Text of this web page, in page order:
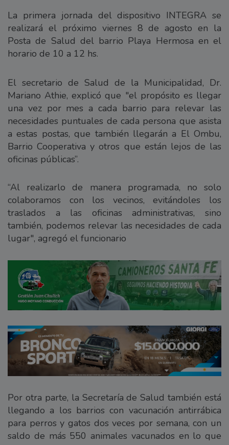
La primera jornada del dispositivo INTEGRA se
realizará el próximo viernes 8 de agosto en la
Posta de Salud del barrio Playa Hermosa en el
horario de 10 a 12 hs.
El secretario de Salud de la Municipalidad, Dr.
Mariano Athie, explicó que "el propósito es llegar
una vez por mes a cada barrio para relevar las
necesidades puntuales de cada persona que asista
a estas postas, que también llegarán a El Ombu,
Barrio Cooperativa y otros que están lejos de las
oficinas públicas”.
“Al realizarlo de manera programada, no solo
colaboramos con los vecinos, evitándoles los
traslados a las oficinas administrativas, sino
también, podemos relevar las necesidades de cada
lugar", agregó el funcionario
Por otra parte, la Secretaría de Salud también está
llegando a los barrios con vacunación antirrábica
para perros y gatos dos veces por semana, con un
saldo de más 550 animales vacunados en lo que